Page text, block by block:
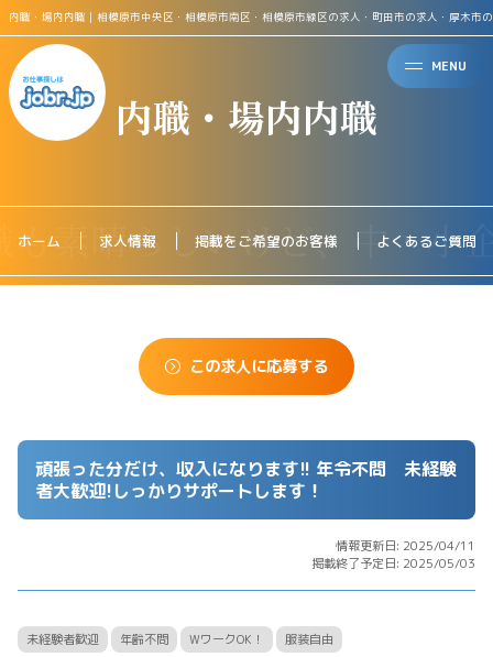
MENU
内職・場内内職｜相模原市中央区・相模原市南区・相模原市緑区の求人・町田市の求人・厚木市
内職・場内内職
ホーム 求人情報 掲載をご希望のお客様 よくあるご質問
この求人に応募する
頑張った分だけ、収入になります!! 年令不問 未経験
者大歓迎!しっかりサポートします！
情報更新日: 2025/04/11
掲載終了予定日: 2025/05/03
未経験者歓迎 年齢不問 WワークOK！ 服装自由